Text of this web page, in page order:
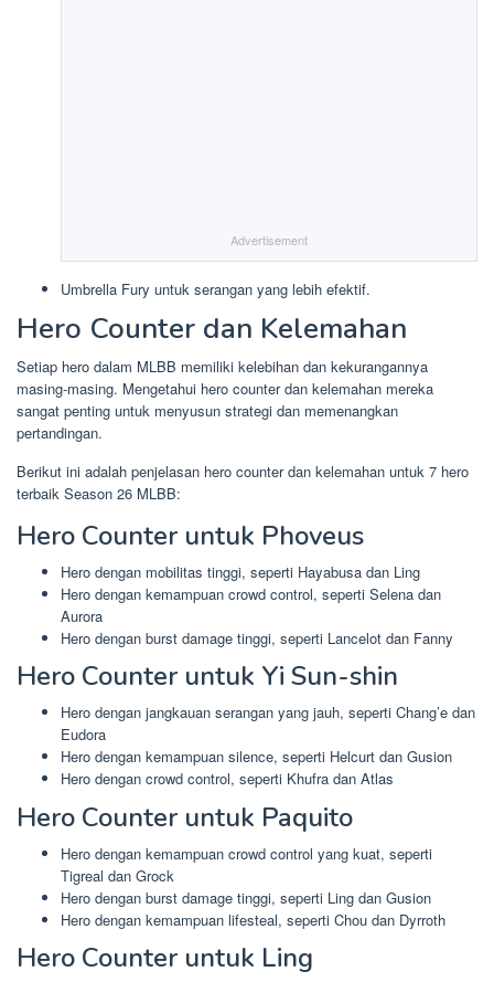
Advertisement
Umbrella Fury untuk serangan yang lebih efektif.
Hero Counter dan Kelemahan
Setiap hero dalam MLBB memiliki kelebihan dan kekurangannya
masing-masing. Mengetahui hero counter dan kelemahan mereka
sangat penting untuk menyusun strategi dan memenangkan
pertandingan.
Berikut ini adalah penjelasan hero counter dan kelemahan untuk 7 hero
terbaik Season 26 MLBB:
Hero Counter untuk Phoveus
Hero dengan mobilitas tinggi, seperti Hayabusa dan Ling
Hero dengan kemampuan crowd control, seperti Selena dan
Aurora
Hero dengan burst damage tinggi, seperti Lancelot dan Fanny
Hero Counter untuk Yi Sun-shin
Hero dengan jangkauan serangan yang jauh, seperti Chang’e dan
Eudora
Hero dengan kemampuan silence, seperti Helcurt dan Gusion
Hero dengan crowd control, seperti Khufra dan Atlas
Hero Counter untuk Paquito
Hero dengan kemampuan crowd control yang kuat, seperti
Tigreal dan Grock
Hero dengan burst damage tinggi, seperti Ling dan Gusion
Hero dengan kemampuan lifesteal, seperti Chou dan Dyrroth
Hero Counter untuk Ling